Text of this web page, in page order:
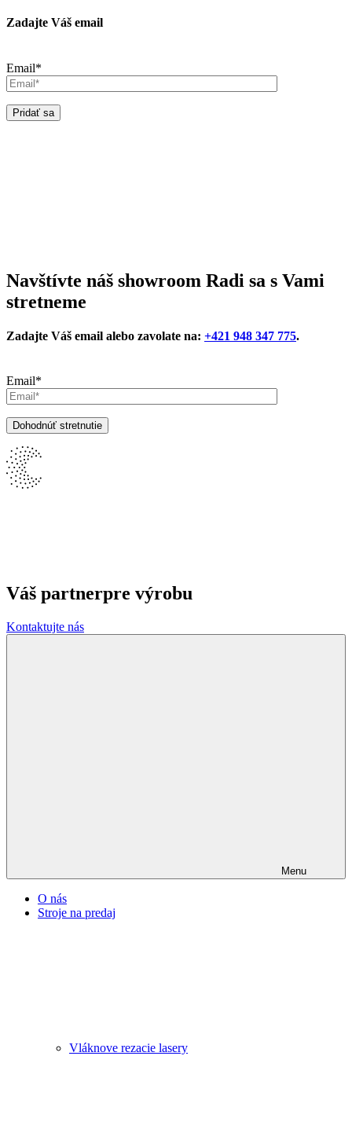
Zadajte Váš email
Email*
Navštívte náš showroom Radi sa s Vami
stretneme
Zadajte Váš email alebo zavolate na: +421 948 347 775.
Email*
Váš partnerpre výrobu
Kontaktujte nás
Menu
O nás
Stroje na predaj
Vláknove rezacie lasery